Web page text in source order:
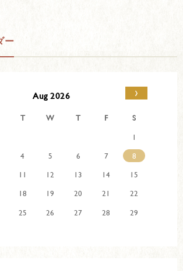
ー
Aug 2026 ›
T W T F
S
1
4 5 6 7
8
11 12 13 14
15
18 19 20 21
22
25 26 27 28
29